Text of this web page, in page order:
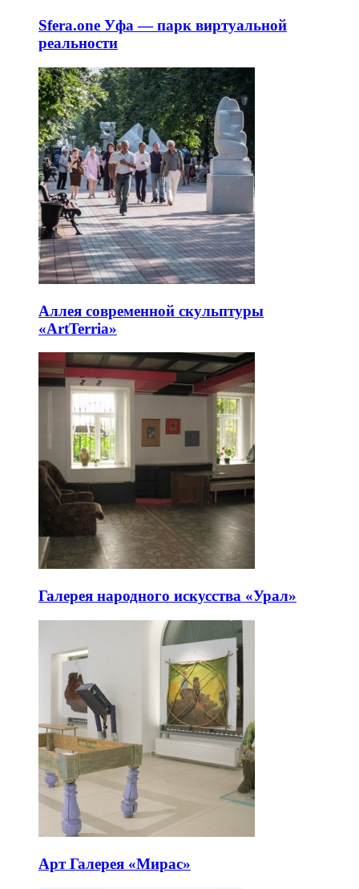
Sfera.one Уфа — парк виртуальной
реальности
Аллея современной скульптуры
«ArtTerria»
Галерея народного искусства «Урал»
Арт Галерея «Мирас»